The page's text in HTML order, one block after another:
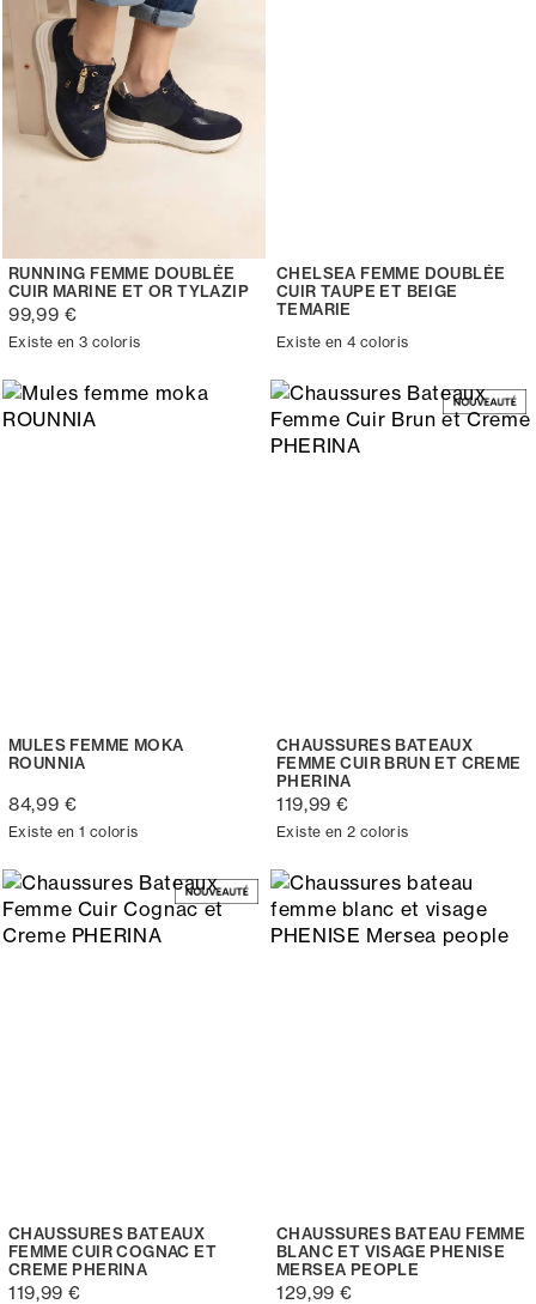
RUNNING FEMME DOUBLÉE
CUIR MARINE ET OR TYLAZIP
99,99 €
Existe en 3 coloris
CHELSEA FEMME DOUBLÉE
CUIR TAUPE ET BEIGE
TEMARIE
Existe en 4 coloris
MULES FEMME MOKA
ROUNNIA
84,99 €
Existe en 1 coloris
CHAUSSURES BATEAUX
FEMME CUIR BRUN ET CREME
PHERINA
119,99 €
Existe en 2 coloris
CHAUSSURES BATEAUX
FEMME CUIR COGNAC ET
CREME PHERINA
119,99 €
CHAUSSURES BATEAU FEMME
BLANC ET VISAGE PHENISE
MERSEA PEOPLE
129,99 €